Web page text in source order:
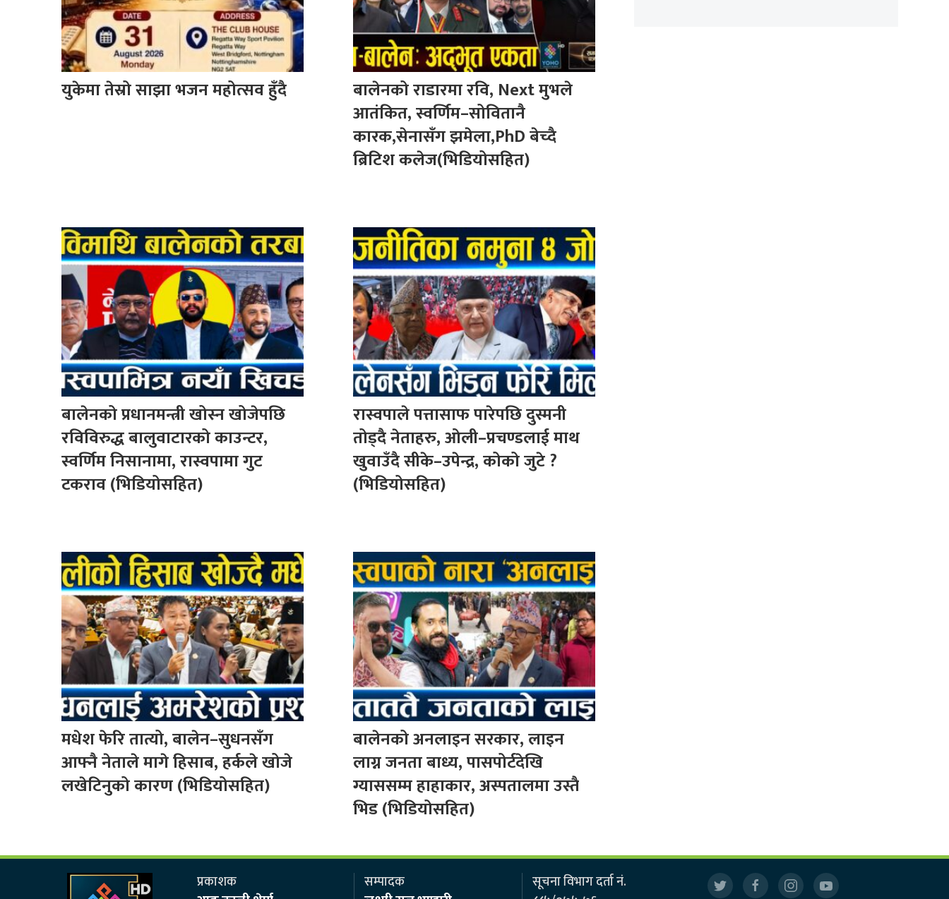
युकेमा तेस्रो साझा भजन महोत्सव हुँदै
बालेनको राडारमा रवि, Next मुभले
आतंकित, स्वर्णिम–सोवितानै
कारक,सेनासँग झमेला,PhD बेच्दै
ब्रिटिश कलेज(भिडियोसहित)
बालेनको प्रधानमन्त्री खोस्न खोजेपछि
रविविरुद्ध बालुवाटारको काउन्टर,
स्वर्णिम निसानामा, रास्वपामा गुट
टकराव (भिडियोसहित)
रास्वपाले पत्तासाफ पारेपछि दुस्मनी
तोड्दै नेताहरु, ओली–प्रचण्डलाई माथ
खुवाउँदै सीके–उपेन्द्र, कोको जुटे ?
(भिडियोसहित)
मधेश फेरि तात्यो, बालेन–सुधनसँग
आफ्नै नेताले मागे हिसाब, हर्कले खोजे
लखेटिनुको कारण (भिडियोसहित)
बालेनको अनलाइन सरकार, लाइन
लाग्न जनता बाध्य, पासपोर्टदेखि
ग्याससम्म हाहाकार, अस्पतालमा उस्तै
भिड (भिडियोसहित)
प्रकाशक सम्पादक
सूचना विभाग दर्ता नं.